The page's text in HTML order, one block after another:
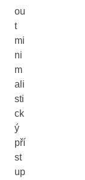
ou
t
mi
ni
m
ali
sti
ck
ý
pří
st
up